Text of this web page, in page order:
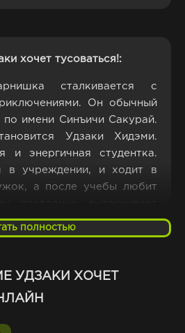
хочет тусоваться!:
сталкивается с
Он обычный
по имени Синъичи Сакурай.
Удзаки Хидэми.
и энергичная студентка.
в учреждении, и ходит в
а после учебы любит
Героиня заставляет
и не обращать
развлечься и
полностью
УДЗАКИ ХОЧЕТ